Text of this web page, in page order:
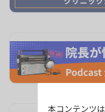
本コンテンツ